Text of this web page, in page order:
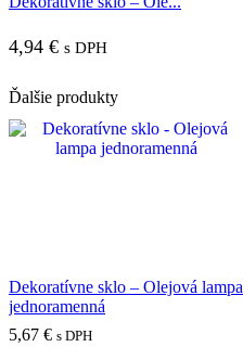
4,94 € s DPH
Ďalšie produkty
Dekoratívne sklo – Olejová lampa
jednoramenná
5,67 € s DPH